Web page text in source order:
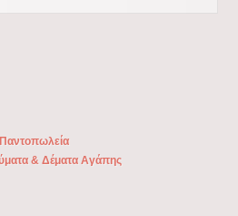
& Δέματα Αγάπης